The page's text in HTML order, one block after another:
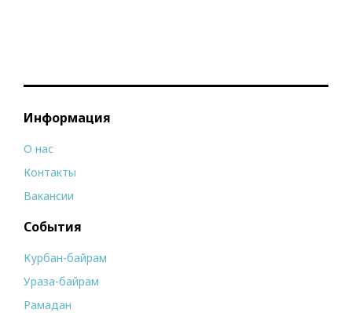
Информация
О нас
Контакты
Вакансии
События
Курбан-байрам
Ураза-байрам
Рамадан